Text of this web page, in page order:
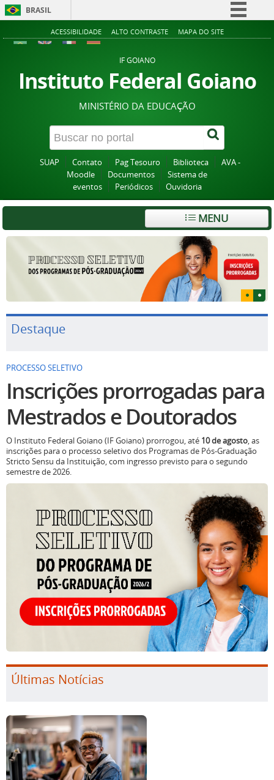
BRASIL
Simplifique!
Acesso à informação
Legislação
Canais
ACESSIBILIDADE ALTO CONTRASTE MAPA DO SITE
IF GOIANO
Instituto Federal Goiano
MINISTÉRIO DA EDUCAÇÃO
SUAP Contato Pag Tesouro Biblioteca
AVA -
Moodle
Documentos
Sistema de
eventos
Periódicos Ouvidoria
MENU
Destaque
PROCESSO SELETIVO
Inscrições prorrogadas para
Mestrados e Doutorados
O Instituto Federal Goiano (IF Goiano) prorrogou, até 10 de agosto, as
inscrições para o processo seletivo dos Programas de Pós-Graduação
Stricto Sensu da Instituição, com ingresso previsto para o segundo
semestre de 2026.
Últimas Notícias